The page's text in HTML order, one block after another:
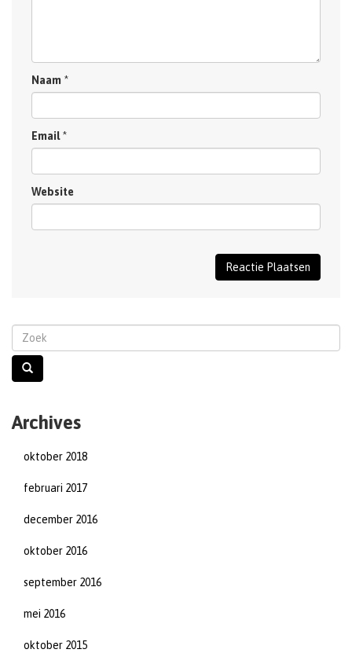
Naam *
Email *
Website
Archives
oktober 2018
februari 2017
december 2016
oktober 2016
september 2016
mei 2016
oktober 2015